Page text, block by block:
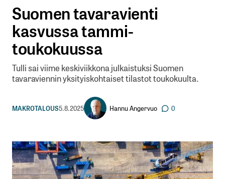
Suomen tavaravienti
kasvussa tammi-
toukokuussa
Tulli sai viime keskiviikkona julkaistuksi Suomen
tavaraviennin yksityiskohtaiset tilastot toukokuulta.
MAKROTALOUS5.8.2025 Hannu Angervuo 0